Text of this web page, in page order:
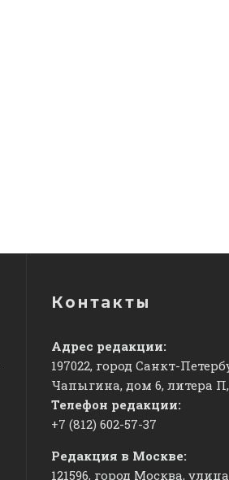
Контакты
Адрес редакции:
197022, город Санкт-
Чапыгина, дом 6, литера П,
Телефон редакции:
+7 (812) 602-57-37
Редакция в Москве:
121596, город Москва,